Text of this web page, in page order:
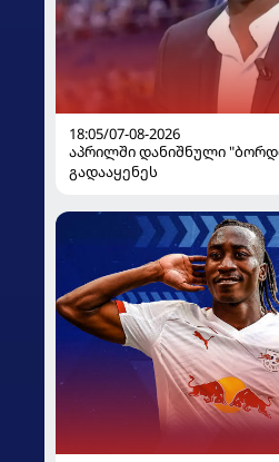
18:05/07-08-2026
აპრილში დანიშნული
გადააყენეს